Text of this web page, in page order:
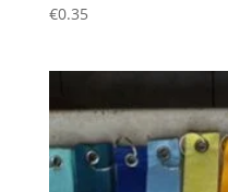
€0.35